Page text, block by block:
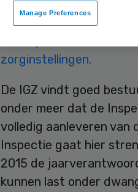
opgelegd van duizend
zorginstellingen.
De IGZ vindt goed
onder meer dat de
volledig aanleveren van
Inspectie gaat hier
2015 de
kunnen last onder
Manage Preferences